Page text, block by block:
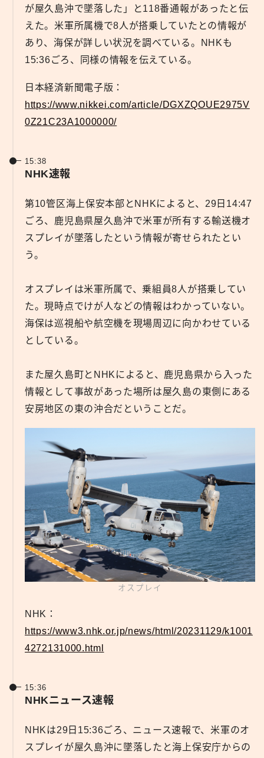
が屋久島沖で墜落した」と118番通報があったと伝
えた。米軍所属機で8人が搭乗していたとの情報が
あり、海保が詳しい状況を調べている。NHKも
15:36ごろ、同様の情報を伝えている。
日本経済新聞電子版：
https://www.nikkei.com/article/DGXZQOUE2975V
0Z21C23A1000000/
15:38
NHK速報
第10管区海上保安本部とNHKによると、29日14:47
ごろ、鹿児島県屋久島沖で米軍が所有する輸送機オ
スプレイが墜落したという情報が寄せられたとい
う。
オスプレイは米軍所属で、乗組員8人が搭乗してい
た。現時点でけが人などの情報はわかっていない。
海保は巡視船や航空機を現場周辺に向かわせている
としている。
また屋久島町とNHKによると、鹿児島県から入った
情報として事故があった場所は屋久島の東側にある
安房地区の東の沖合だということだ。
オスプレイ
NHK：
https://www3.nhk.or.jp/news/html/20231129/k1001
4272131000.html
15:36
NHKニュース速報
NHKは29日15:36ごろ、ニュース速報で、米軍のオ
スプレイが屋久島沖に墜落したと海上保安庁からの